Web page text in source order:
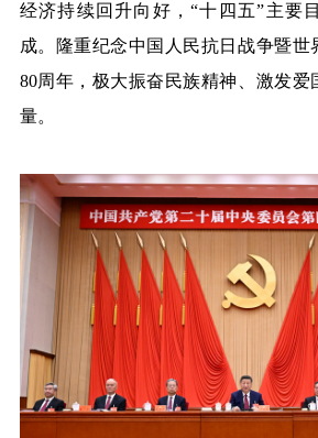
经济持续回升向好，“十四五”主要
成。隆重纪念中国人民抗日战争暨世
80周年，极大振奋民族精神、激发爱
量。